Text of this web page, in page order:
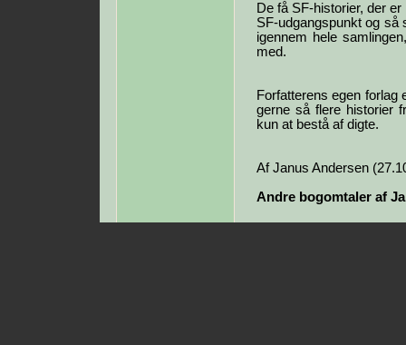
De få SF-historier, der
SF-udgangspunkt og så
igennem hele
med.
Forfatterens egen
gerne så flere historier
kun at bestå af digte.
Af Janus Andersen
Andre bogomtaler af